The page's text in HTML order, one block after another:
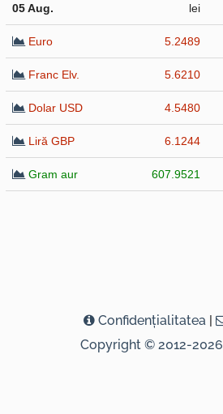
05 Aug. lei
Euro 5.2489
Franc Elv. 5.6210
Dolar USD 4.5480
Liră GBP 6.1244
Gram aur 607.9521
Confidenţialitatea |
Copyright © 2012-2026